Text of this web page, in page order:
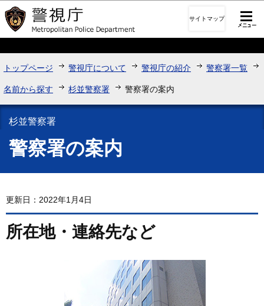
このページの本文へ移動
サイトマップ
トップページ 警視庁について 警視庁の紹介 警察署一覧
名前から探す 杉並警察署 警察署の案内
杉並警察署
警察署の案内
更新日：2022年1月4日
所在地・連絡先など